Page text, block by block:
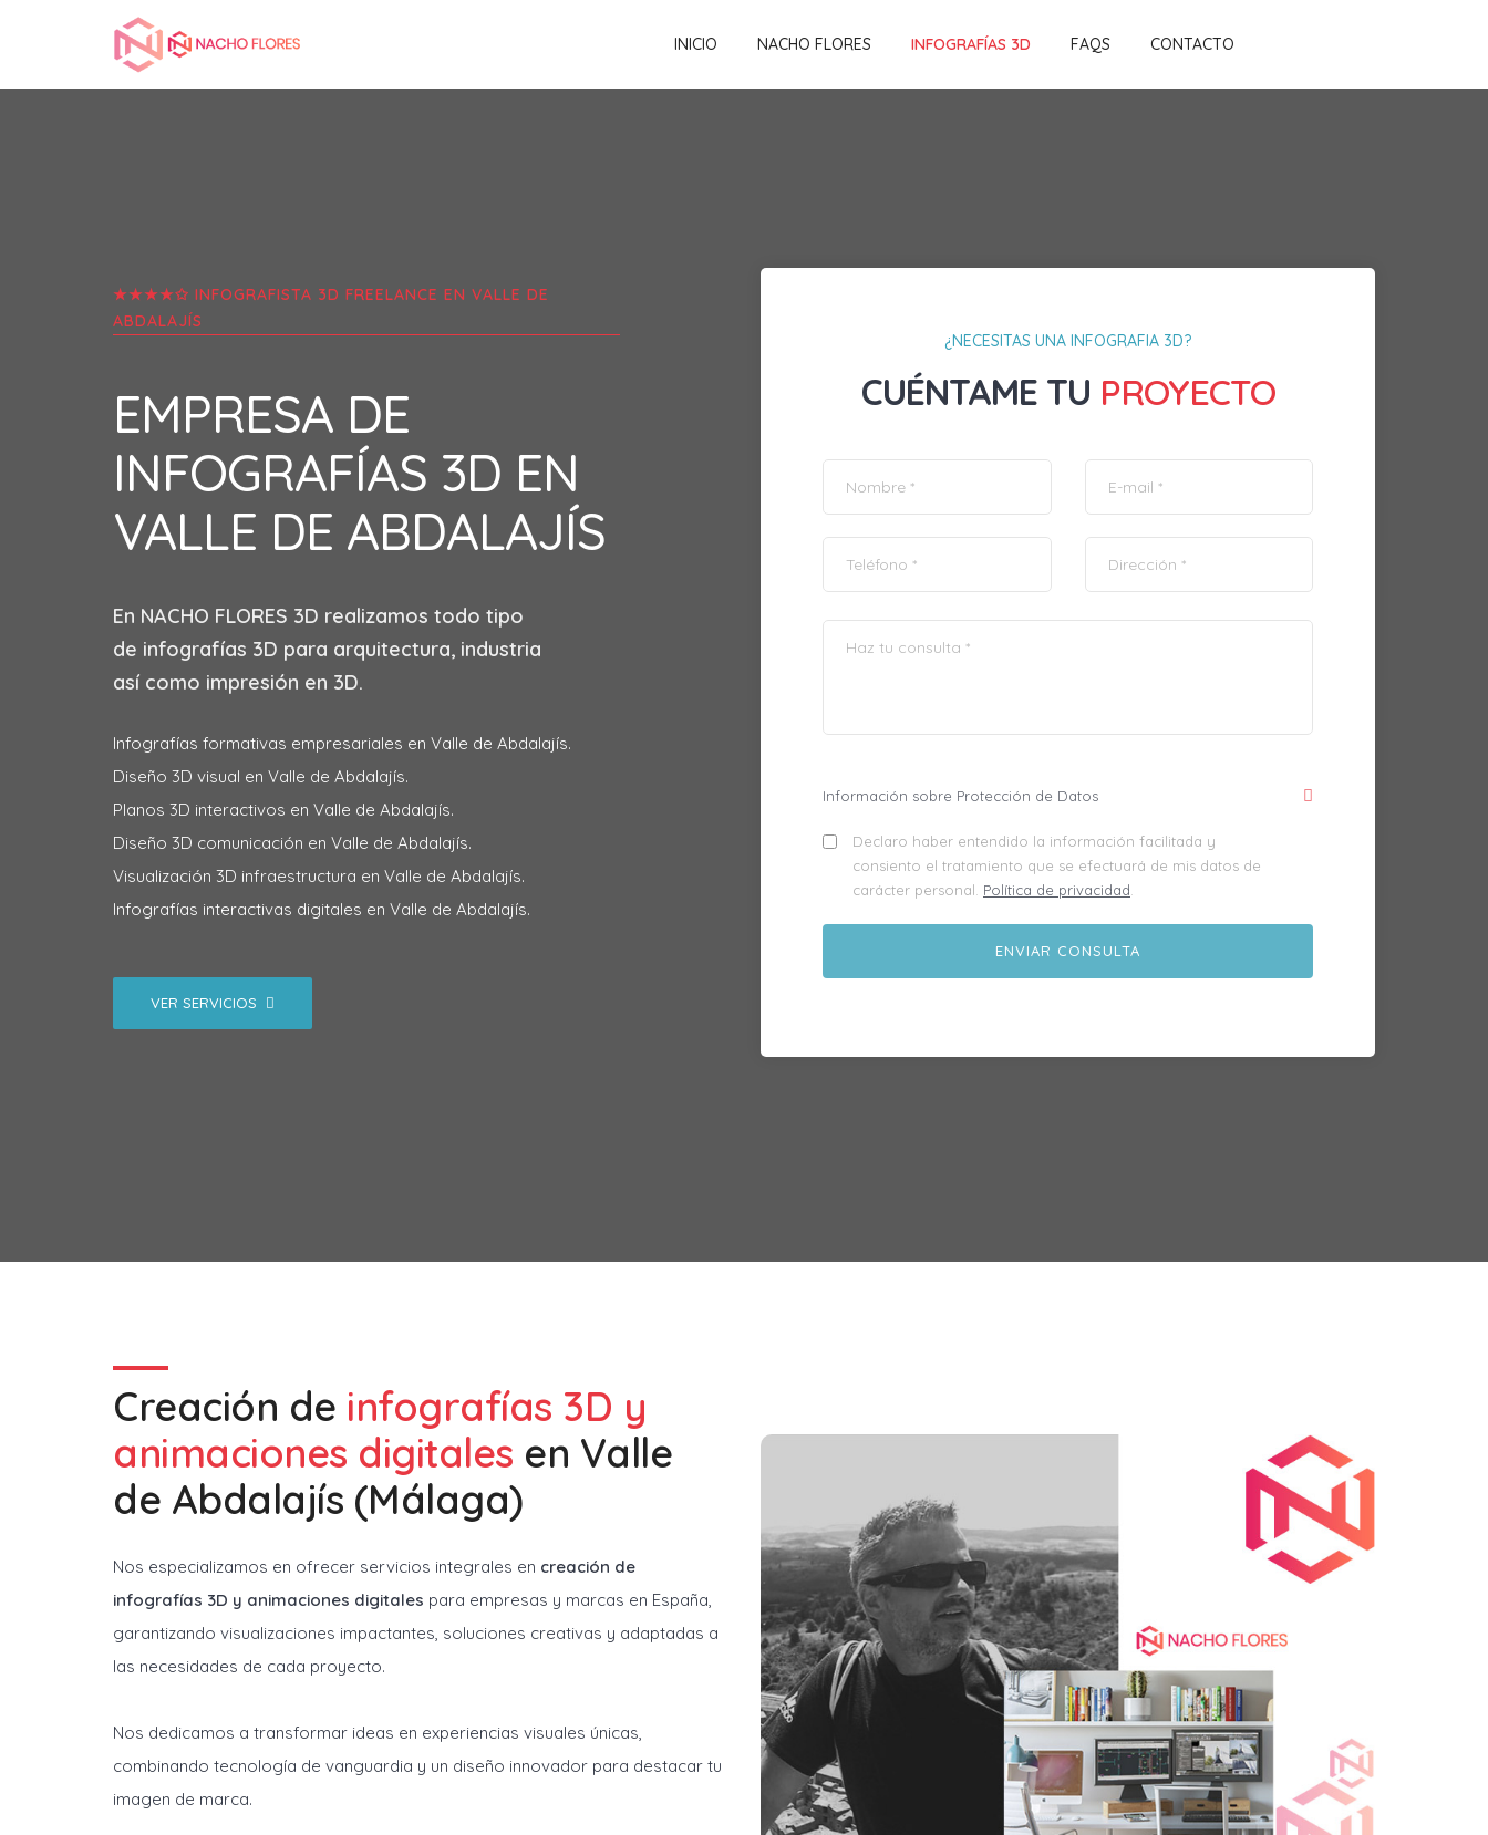
INICIO NACHO FLORES INFOGRAFÍAS 3D FAQS CONTACTO
★★★★✩ INFOGRAFISTA 3D FREELANCE EN VALLE DE
ABDALAJÍS
EMPRESA DE
INFOGRAFÍAS 3D EN
VALLE DE ABDALAJÍS
En NACHO FLORES 3D realizamos todo tipo
de infografías 3D para arquitectura, industria
así como impresión en 3D.
Infografías formativas empresariales en Valle de Abdalajís.
Diseño 3D visual en Valle de Abdalajís.
Planos 3D interactivos en Valle de Abdalajís.
Diseño 3D comunicación en Valle de Abdalajís.
Visualización 3D infraestructura en Valle de Abdalajís.
Infografías interactivas digitales en Valle de Abdalajís.
VER SERVICIOS
¿NECESITAS UNA INFOGRAFIA 3D?
CUÉNTAME TU PROYECTO
Información sobre Protección de Datos
Declaro haber entendido la información facilitada y
consiento el tratamiento que se efectuará de mis datos de
carácter personal. Política de privacidad
Creación de infografías 3D y
animaciones digitales en Valle
de Abdalajís (Málaga)
Nos especializamos en ofrecer servicios integrales en creación de
infografías 3D y animaciones digitales para empresas y marcas en España,
garantizando visualizaciones impactantes, soluciones creativas y adaptadas a
las necesidades de cada proyecto.
Nos dedicamos a transformar ideas en experiencias visuales únicas,
combinando tecnología de vanguardia y un diseño innovador para destacar tu
imagen de marca.